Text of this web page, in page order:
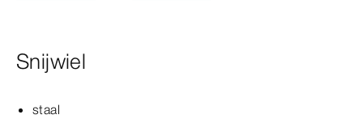
Snijwiel
staal